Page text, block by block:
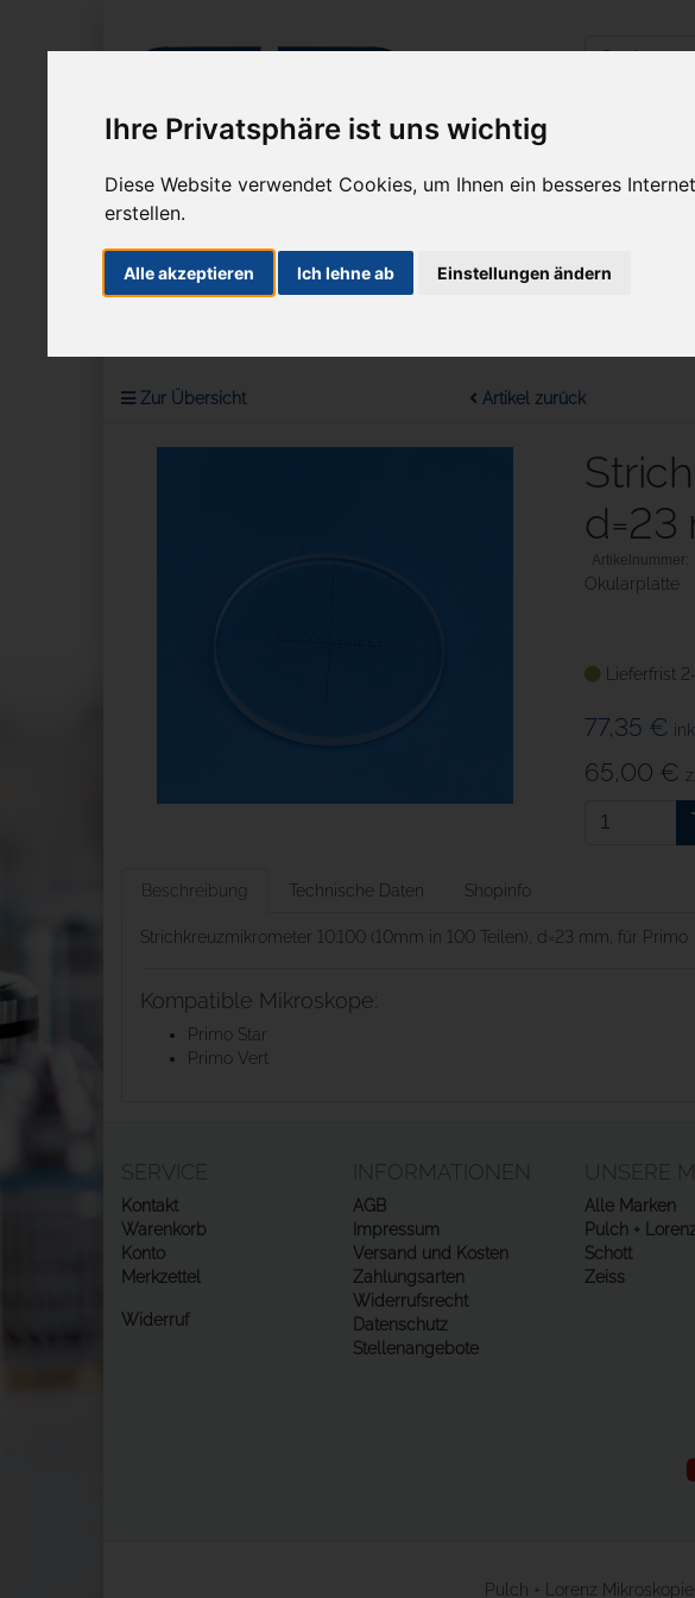
Ihre Privatsphäre ist uns wichtig
Diese Website verwendet Cookies, um Ihnen ein besseres
erstellen.
Alle akzeptieren Ich lehne ab Einstellungen ändern
ab
Unternehmen Mikroskope
Zur Übersicht Artikel zurück
d=23
Okularplatte
Lieferfrist
77,35 €
65,00 €
Beschreibung Technische Daten Shopinfo
Strichkreuzmikrometer 10:100 (10mm in 100 Teilen), d=23 mm, für Primo
Kompatible Mikroskope:
Primo Star
Primo Vert
SERVICE
Kontakt
Warenkorb
Konto
Merkzettel
Widerruf
INFORMATIONEN
AGB
Impressum
Versand und Kosten
Zahlungsarten
Widerrufsrecht
Datenschutz
Stellenangebote
UNSERE
Alle Marken
Pulch +
Schott
Zeiss
Pulch + Lorenz